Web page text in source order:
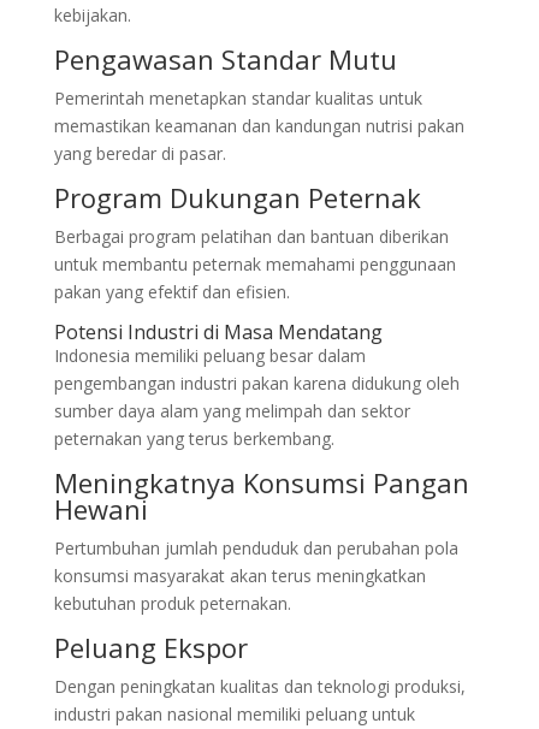
kebijakan.
Pengawasan Standar Mutu
Pemerintah menetapkan standar kualitas untuk
memastikan keamanan dan kandungan nutrisi pakan
yang beredar di pasar.
Program Dukungan Peternak
Berbagai program pelatihan dan bantuan diberikan
untuk membantu peternak memahami penggunaan
pakan yang efektif dan efisien.
Potensi Industri di Masa Mendatang
Indonesia memiliki peluang besar dalam
pengembangan industri pakan karena didukung oleh
sumber daya alam yang melimpah dan sektor
peternakan yang terus berkembang.
Meningkatnya Konsumsi Pangan
Hewani
Pertumbuhan jumlah penduduk dan perubahan pola
konsumsi masyarakat akan terus meningkatkan
kebutuhan produk peternakan.
Peluang Ekspor
Dengan peningkatan kualitas dan teknologi produksi,
industri pakan nasional memiliki peluang untuk